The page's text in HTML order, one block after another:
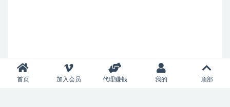
首页 加入会员 代理赚钱 我的 顶部